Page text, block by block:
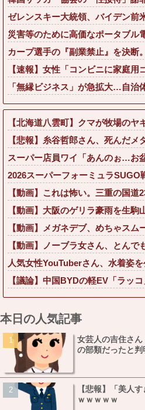
ゼレンスキー大統領、バイデン前
災害等のために高価なポータブル
カープ選手の『副業禁止』を決断
【速報】女性「コンビニに家庭用
「無縁ビジネス」が急拡大…自治
【北海道八雲町】クマが牧場の
【悲報】糸谷哲郎さん、死んだメ
スーパー店員ワイ「あんのぉ…お
2026スーパーフォーミュラSUGO
【動画】これは怖い。三重の国道
【動画】大阪のゲリラ豪雨を生駒
【動画】メガネデブ、めちゃスム
【動画】ノーブラ女さん、とんで
人気女性YouTuberさん、水着姿
【議論】中国BYDの軽EV「ラッ
本日の人気記事
女芸人の吉住さ
の部類だったと
【悲報】「美人
ｗｗｗｗｗ